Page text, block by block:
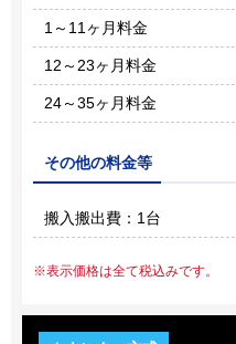
1～11ヶ月料金
12～23ヶ月料金
24～35ヶ月料金
その他の料金等
搬入搬出費：1台
表示価格は全て税込みです。